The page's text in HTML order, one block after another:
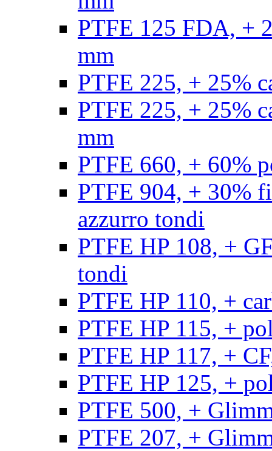
PTFE 125 FDA, +
mm
PTFE 225, + 25%
PTFE 225, + 25%
mm
PTFE 660, + 60%
PTFE 904, + 30%
azzurro tondi
PTFE HP 108, +
tondi
PTFE HP 110, +
PTFE HP 115, +
PTFE HP 117, +
PTFE HP 125, +
PTFE 500, +
PTFE 207, +